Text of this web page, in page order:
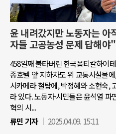
윤 내려갔지만 노동자는
자들 고공농성 문제 답해야"
458일째 불타버린 한국옵티칼하이
종호텔 앞 지하차도 위 교통시설물
시카메라 철탑에, 박정혜와 소현숙,
라 있다. 노동자·시민들은 윤석열
혁의 시...
류민 기자
2025.04.09. 15:11